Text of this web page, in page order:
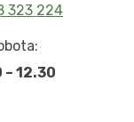
323 224
– 12.30